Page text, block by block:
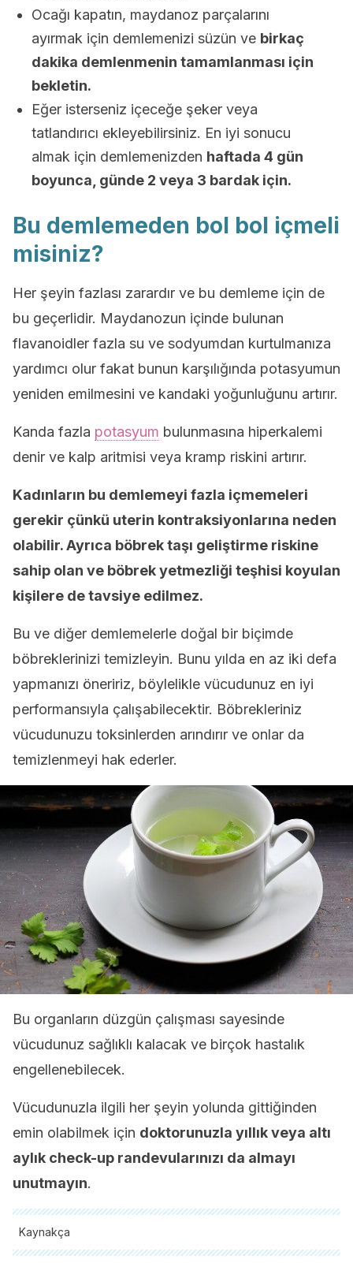
Ocağı kapatın, maydanoz parçalarını
ayırmak için demlemenizi süzün ve birkaç
dakika demlenmenin tamamlanması için
bekletin.
Eğer isterseniz içeceğe şeker veya
tatlandırıcı ekleyebilirsiniz. En iyi sonucu
almak için demlemenizden haftada 4 gün
boyunca, günde 2 veya 3 bardak için.
Bu demlemeden bol bol içmeli
misiniz?
Her şeyin fazlası zarardır ve bu demleme için de
bu geçerlidir. Maydanozun içinde bulunan
flavanoidler fazla su ve sodyumdan kurtulmanıza
yardımcı olur fakat bunun karşılığında potasyumun
yeniden emilmesini ve kandaki yoğunluğunu artırır.
Kanda fazla potasyum bulunmasına hiperkalemi
denir ve kalp aritmisi veya kramp riskini artırır.
Kadınların bu demlemeyi fazla içmemeleri
gerekir çünkü uterin kontraksiyonlarına neden
olabilir. Ayrıca böbrek taşı geliştirme riskine
sahip olan ve böbrek yetmezliği teşhisi koyulan
kişilere de tavsiye edilmez.
Bu ve diğer demlemelerle doğal bir biçimde
böbreklerinizi temizleyin. Bunu yılda en az iki defa
yapmanızı öneririz, böylelikle vücudunuz en iyi
performansıyla çalışabilecektir. Böbrekleriniz
vücudunuzu toksinlerden arındırır ve onlar da
temizlenmeyi hak ederler.
Bu organların düzgün çalışması sayesinde
vücudunuz sağlıklı kalacak ve birçok hastalık
engellenebilecek.
Vücudunuzla ilgili her şeyin yolunda gittiğinden
emin olabilmek için doktorunuzla yıllık veya altı
aylık check-up randevularınızı da almayı
unutmayın.
Kaynakça
Tüm alıntı yapılan kaynaklar, kalitelerini, güvenilirliklerini,